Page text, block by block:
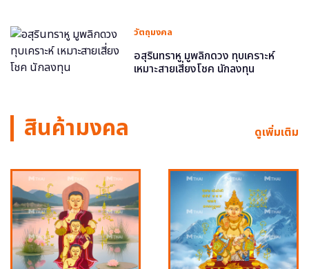
วัตถุมงคล
อสุรินทราหู มูพลิกดวง ทุบเคราะห์
เหมาะสายเสี่ยงโชค นักลงทุน
สินค้ามงคล ดูเพิ่มเติม